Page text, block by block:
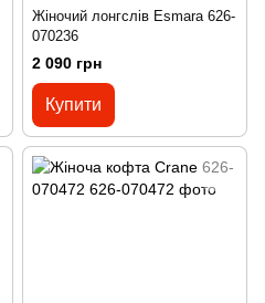
Жіночий лонгслів Esmara 626-
070236
2 090 грн
Купити